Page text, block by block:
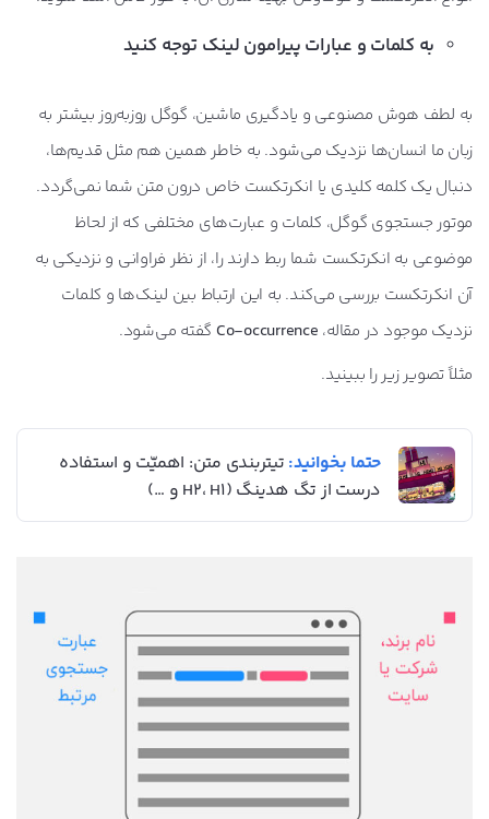
به کلمات و عبارات پیرامون لینک توجه کنید
به لطف هوش مصنوعی و یادگیری ماشین، گوگل روزبه‌روز بیشتر به
زبان ما انسان‌ها نزدیک می‌شود. به خاطر همین هم مثل قدیم‌ها،
دنبال یک کلمه کلیدی یا انکرتکست خاص درون متن شما نمی‌گردد.
موتور جستجوی گوگل، کلمات و عبارت‌های مختلفی که از لحاظ
موضوعی به انکرتکست شما ربط دارند را، از نظر فراوانی و نزدیکی به
آن انکرتکست بررسی می‌کند. به این ارتباط بین لینک‌ها و کلمات
نزدیک موجود در مقاله، Co-occurrence گفته می‌شود.
مثلاً تصویر زیر را ببینید.
حتما بخوانید: تیتربندی متن: اهمیّت و استفاده
درست از تگ هدینگ (H2، H1 و …)